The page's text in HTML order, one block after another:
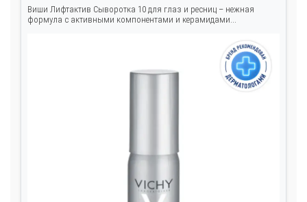
Виши Лифтактив Сыворотка 10 для глаз и ресниц – нежная
формула с активными компонентами и керамидами...